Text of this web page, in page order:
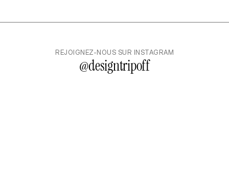
REJOIGNEZ-NOUS SUR INSTAGRAM
@designtripoff